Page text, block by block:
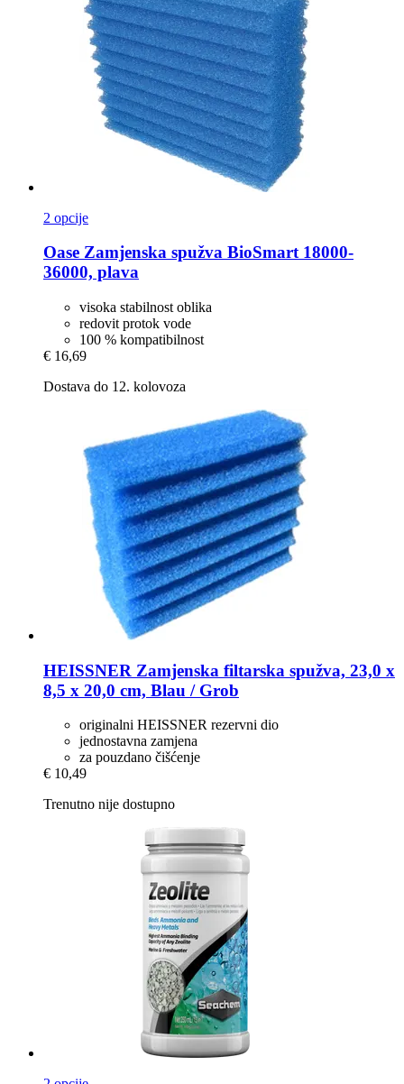
2 opcije
Oase Zamjenska spužva BioSmart 18000-​
36000, plava
visoka stabilnost oblika
redovit protok vode
100 % kompatibilnost
€ 16,69
Dostava do 12. kolovoza
HEISSNER Zamjenska filtarska spužva, 23,0 x
8,5 x 20,0 cm, Blau / Grob
originalni HEISSNER rezervni dio
jednostavna zamjena
za pouzdano čišćenje
€ 10,49
Trenutno nije dostupno